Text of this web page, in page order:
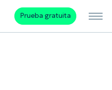
Prueba gratuita